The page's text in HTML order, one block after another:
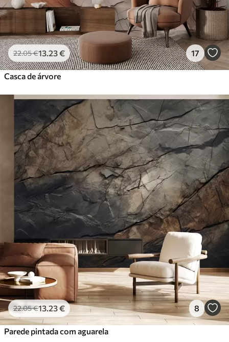
22.05€13 .23€ 17
Casca de árvore
22.05€13 .23€ 8
Parede pintada com aguarela